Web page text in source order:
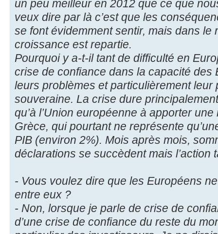
un peu meilleur en 2012 que ce que
veux dire par là c’est que les
se font évidemment sentir, mais dans le
croissance est repartie.
Pourquoi y a-t-il tant de difficulté en
crise de confiance dans la capacité des
leurs problèmes et particulièrement leur
souveraine. La crise dure
qu’à l’Union européenne à apporter
Grèce, qui pourtant ne représente
PIB (environ 2%). Mois après mois,
déclarations se succèdent mais l’action
- Vous voulez dire que les Européens
entre eux ?
- Non, lorsque je parle de crise de
d’une crise de confiance du reste du